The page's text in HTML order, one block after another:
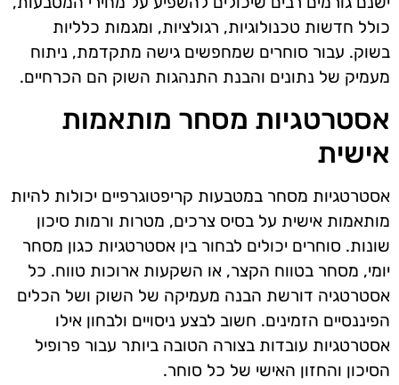
כולל חדשות טכנולוגיות, רגולציות, ומגמות כלליות
בשוק. עבור סוחרים שמחפשים גישה מתקדמת, ניתוח
מעמיק של נתונים והבנת התנהגות השוק הם הכרחיים.
אסטרטגיות מסחר מותאמות
אישית
אסטרטגיות מסחר במטבעות קריפטוגרפיים יכולות להיות
מותאמות אישית על בסיס צרכים, מטרות ורמות סיכון
שונות. סוחרים יכולים לבחור בין אסטרטגיות כגון מסחר
יומי, מסחר בטווח הקצר, או השקעות ארוכות טווח. כל
אסטרטגיה דורשת הבנה מעמיקה של השוק ושל הכלים
הפיננסיים הזמינים. חשוב לבצע ניסויים ולבחון אילו
אסטרטגיות עובדות בצורה הטובה ביותר עבור פרופיל
הסיכון והחזון האישי של כל סוחר.